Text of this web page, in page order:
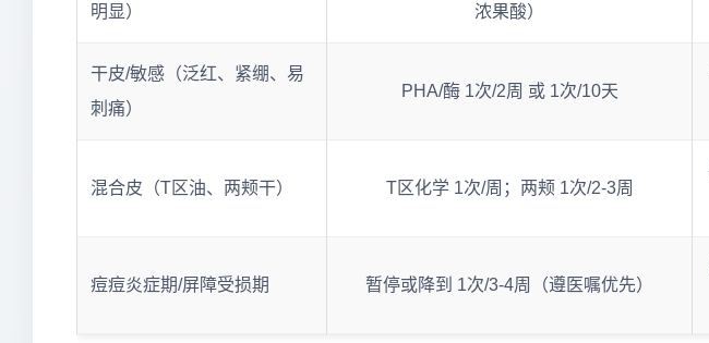
明显）
浓果酸）
干皮/敏感（泛红、紧绷、易
刺痛）
PHA/酶 1次/2周 或 1次/10天
混合皮（T区油、两颊干） T区化学 1次/周；两颊 1次/2-3周
痘痘炎症期/屏障受损期 暂停或降到 1次/3-4周（遵医嘱优先）